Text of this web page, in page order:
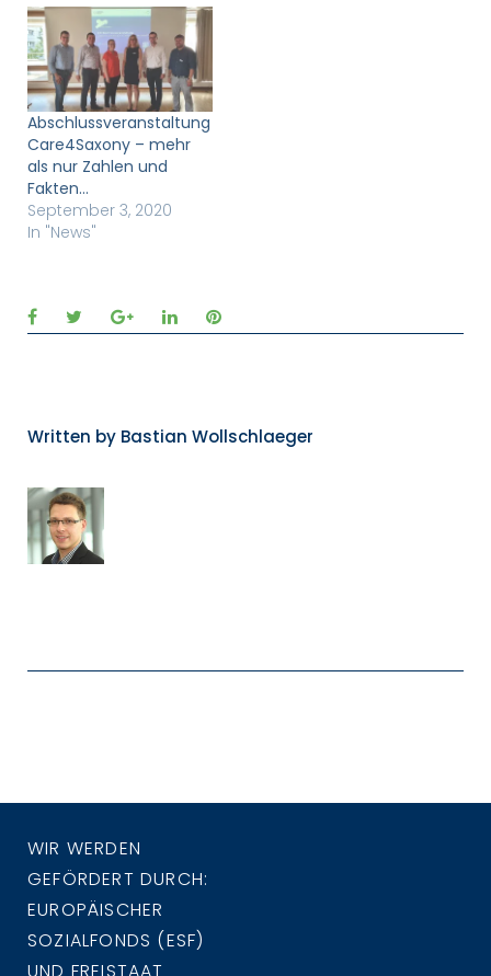
Abschlussveranstaltung
Care4Saxony – mehr
als nur Zahlen und
Fakten…
September 3, 2020
In "News"
Facebook
TwitterGoogle+
LinkedInPinterest
Written by Bastian Wollschlaeger
WIR WERDEN
GEFÖRDERT DURCH:
EUROPÄISCHER
SOZIALFONDS (ESF)